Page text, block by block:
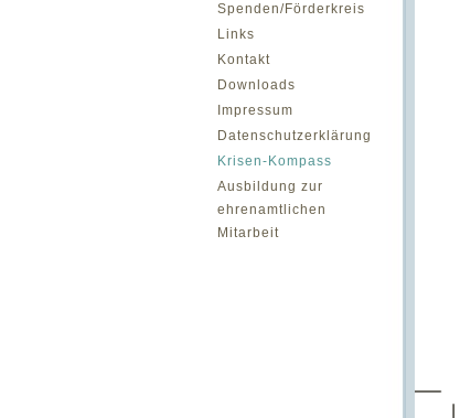
Spenden/Förderkreis
Links
Kontakt
Downloads
Impressum
Datenschutzerklärung
Krisen-Kompass
Ausbildung zur
ehrenamtlichen
Mitarbeit